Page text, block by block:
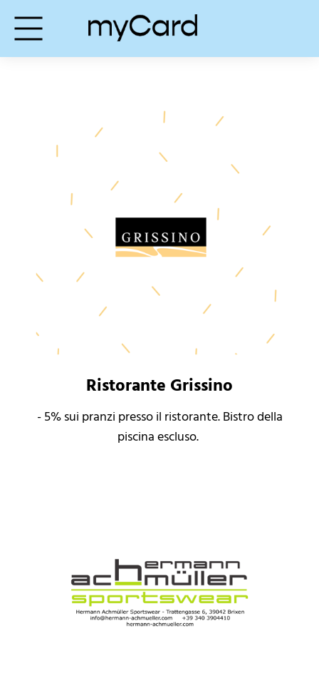
Ristorante Grissino
- 5% sui pranzi presso il ristorante. Bistro della
piscina escluso.